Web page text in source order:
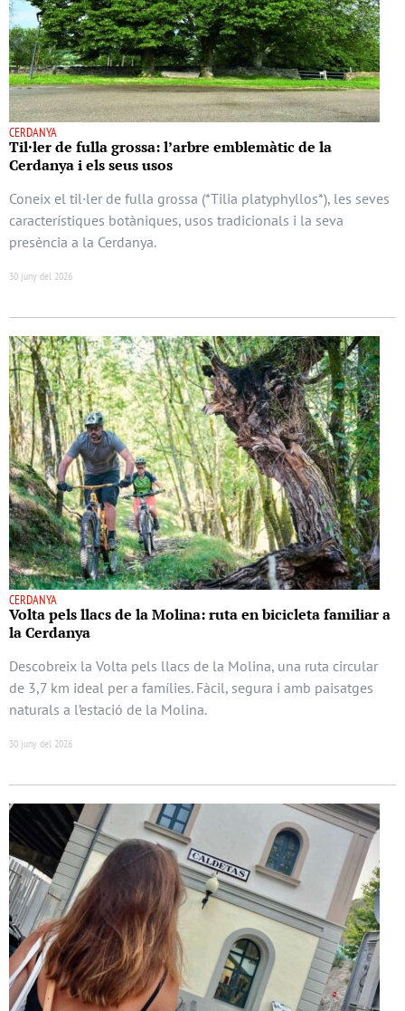
CERDANYA
Til·ler de fulla grossa: l’arbre emblemàtic de la
Cerdanya i els seus usos
Coneix el til·ler de fulla grossa (*Tilia platyphyllos*), les seves
característiques botàniques, usos tradicionals i la seva
presència a la Cerdanya.
30 juny del 2026
CERDANYA
Volta pels llacs de la Molina: ruta en bicicleta familiar a
la Cerdanya
Descobreix la Volta pels llacs de la Molina, una ruta circular
de 3,7 km ideal per a famílies. Fàcil, segura i amb paisatges
naturals a l’estació de la Molina.
30 juny del 2026